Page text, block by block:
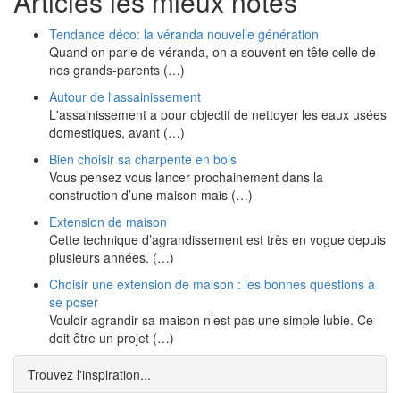
Tendance déco: la véranda nouvelle génération
Quand on parle de véranda, on a souvent en tête celle de
nos grands-parents (…)
Autour de l'assainissement
L'assainissement a pour objectif de nettoyer les eaux usées
domestiques, avant (…)
Bien choisir sa charpente en bois
Vous pensez vous lancer prochainement dans la
construction d’une maison mais (…)
Extension de maison
Cette technique d’agrandissement est très en vogue depuis
plusieurs années. (…)
Choisir une extension de maison : les bonnes questions à
se poser
Vouloir agrandir sa maison n’est pas une simple lubie. Ce
doit être un projet (…)
Trouvez l'inspiration...